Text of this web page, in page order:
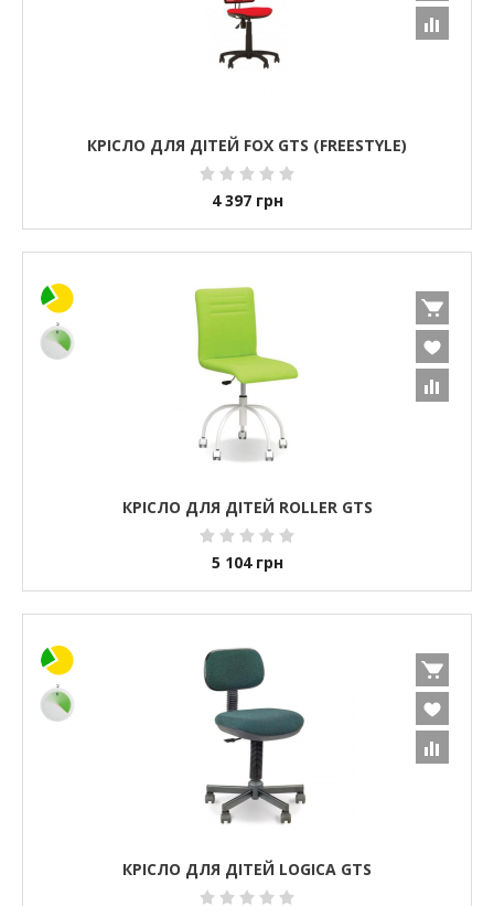
КРІСЛО ДЛЯ ДІТЕЙ FOX GTS (FREESTYLE)
4 397 грн
КРІСЛО ДЛЯ ДІТЕЙ ROLLER GTS
5 104 грн
КРІСЛО ДЛЯ ДІТЕЙ LOGICA GTS